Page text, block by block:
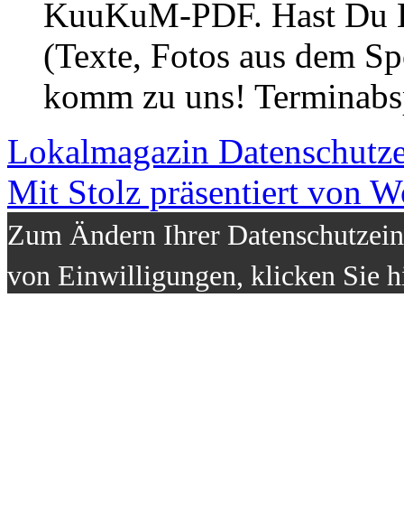
KuuKuM-PDF. Hast Du
(Texte, Fotos aus dem
komm zu uns!
Lokalmagazin
Mit Stolz präsentiert von
Zum Ändern Ihrer
von Einwilligungen, klicken Sie